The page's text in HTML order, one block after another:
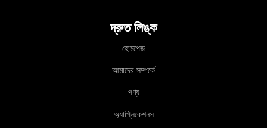
দ্রুত লিঙ্ক
হোমপেজ
আমাদের সম্পর্কে
পণ্য
অ্যাপ্লিকেশনস